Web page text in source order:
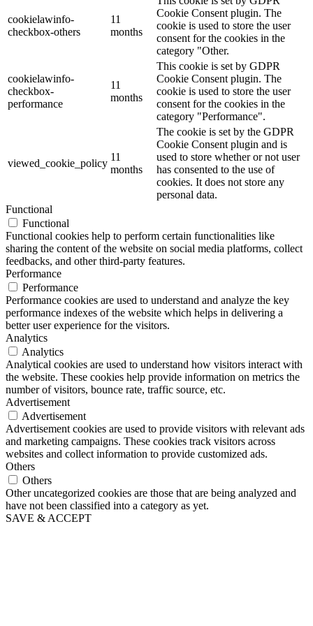
cookielawinfo-
checkbox-others
11
months
Cookie Consent plugin. The
cookie is used to store the user
consent for the cookies in the
category "Other.
cookielawinfo-
checkbox-
performance
11
months
This cookie is set by GDPR
Cookie Consent plugin. The
cookie is used to store the user
consent for the cookies in the
category "Performance".
viewed_cookie_policy
11
months
The cookie is set by the GDPR
Cookie Consent plugin and is
used to store whether or not user
has consented to the use of
cookies. It does not store any
personal data.
Functional
Functional
Functional cookies help to perform certain functionalities like
sharing the content of the website on social media platforms, collect
feedbacks, and other third-party features.
Performance
Performance
Performance cookies are used to understand and analyze the key
performance indexes of the website which helps in delivering a
better user experience for the visitors.
Analytics
Analytics
Analytical cookies are used to understand how visitors interact with
the website. These cookies help provide information on metrics the
number of visitors, bounce rate, traffic source, etc.
Advertisement
Advertisement
Advertisement cookies are used to provide visitors with relevant ads
and marketing campaigns. These cookies track visitors across
websites and collect information to provide customized ads.
Others
Others
Other uncategorized cookies are those that are being analyzed and
have not been classified into a category as yet.
SAVE & ACCEPT